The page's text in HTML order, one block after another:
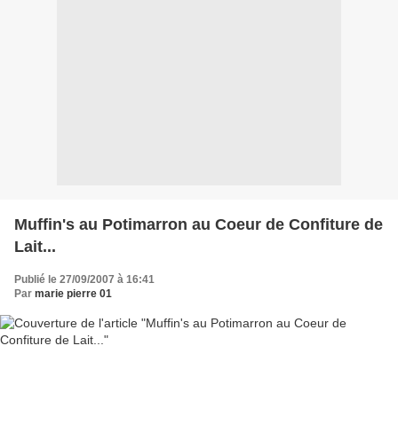
Muffin's au Potimarron au Coeur de Confiture de
Lait...
Publié le 27/09/2007 à 16:41
Par marie pierre 01